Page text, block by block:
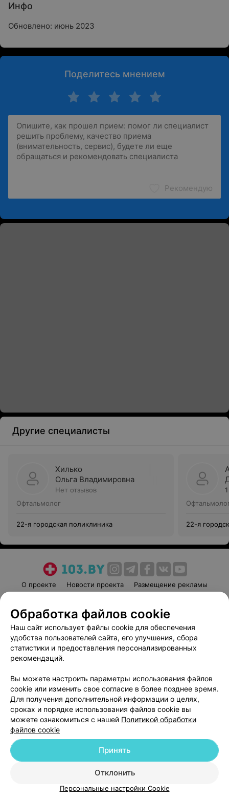
Инфо
Обновлено: июнь 2023
Поделитесь мнением
Рекомендую
Другие специалисты
Хилько
Ольга Владимировна
Нет отзывов
Офтальмолог
22-я городская поликлиника 22-я
О проекте Новости проекта
Размещение рекламы
Пользовательское соглашение
Способы оплаты
Вакансии
Партнеры
Написать руководителю 103.by
Обработка персональных данных
© 2026 ООО «Артокс Лаб», УНП 191700409
| 220012, Республика Беларусь,
Служба поддержки +375 291212755
Обработка файлов cookie
Наш сайт использует файлы cookie для обеспечения
удобства пользователей сайта, его улучшения, сбора
статистики и предоставления персонализированных
рекомендаций.
Вы можете настроить параметры использования файлов
cookie или изменить свое согласие в более позднее время.
Для получения дополнительной информации о целях,
сроках и порядке использования файлов cookie вы
можете ознакомиться с нашей Политикой обработки
файлов cookie
Отклонить
Принять
Персональные настройки Cookie